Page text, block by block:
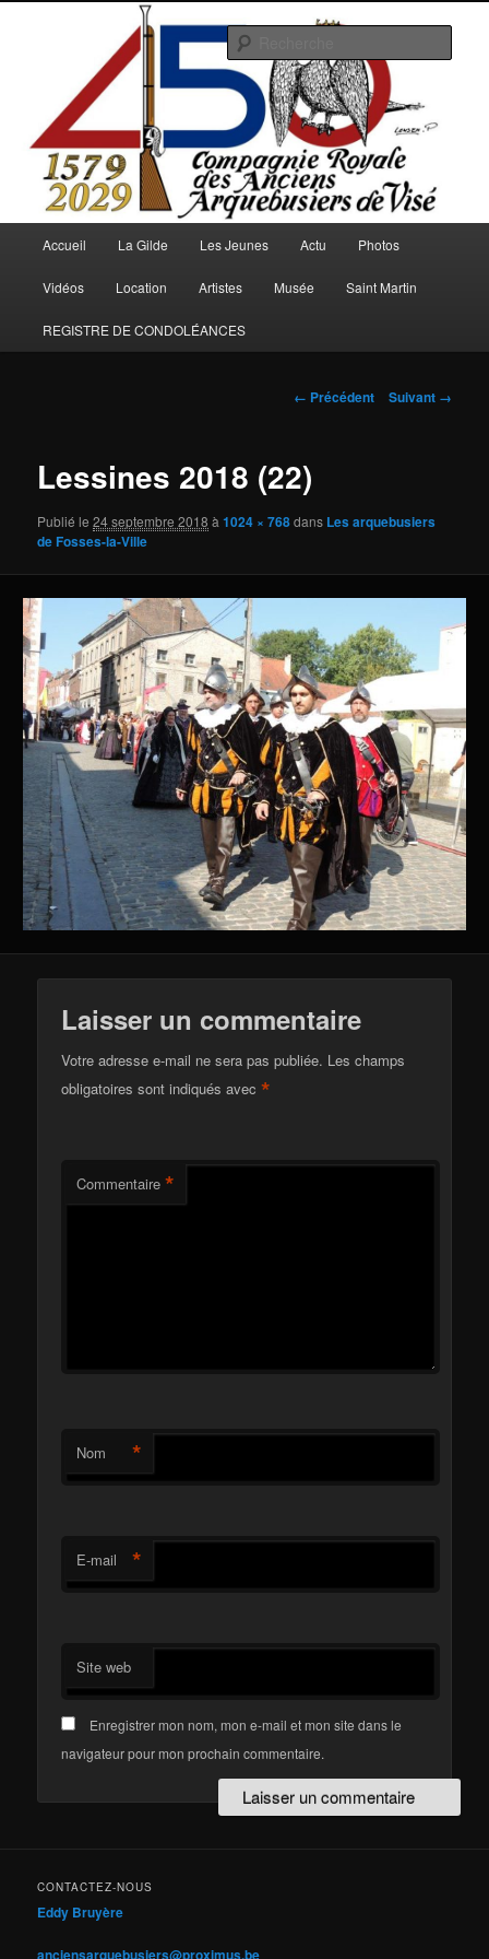
Arquebusiers.eu
Accueil La Gilde Les Jeunes Actu Photos
Vidéos Location Artistes Musée Saint Martin
REGISTRE DE CONDOLÉANCES
Navigation
← Précédent Suivant →
Lessines 2018 (22)
Publié le24 septembre 2018 à1024 × 768dans Les arquebusiers
de Fosses-la-Ville
Laisser un commentaire
Votre adresse e-mail ne sera pas publiée. Les champs
obligatoires sont indiqués avec*
Commentaire *
Nom *
E-mail *
Site web
Enregistrer mon nom, mon e-mail et mon site dans le
navigateur pour mon prochain commentaire.
CONTACTEZ-NOUS
Eddy Bruyère
anciensarquebusiers@proximus.be